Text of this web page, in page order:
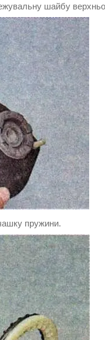
шайбу
пружини.